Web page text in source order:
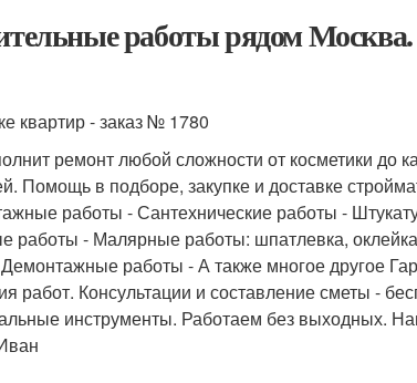
работы рядом
квартир - заказ № 1780
ремонт любой сложности от косметики до
Помощь в подборе, закупке и доставке
работы - Сантехнические работы -
работы - Малярные работы: шпатлевка,
работы - А также многое другое
работ. Консультации и составление сметы -
инструменты. Работаем без выходных.